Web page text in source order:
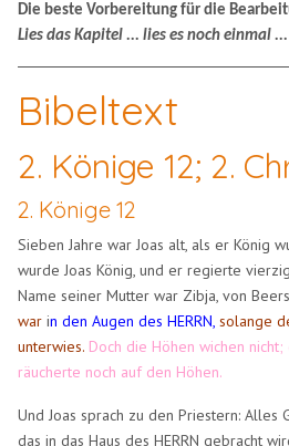
Die beste Vorbereitung für die
Lies das Kapitel ... lies es noch einmal
Bibeltext
2. Könige 12; 2.
2. Könige 12
Sieben Jahre war Joas alt, als er König
wurde Joas König, und er regierte
Name seiner Mutter war Zibja, von
war in den Augen des HERRN, solange
unterwies. Doch die Höhen wichen
räucherte noch auf den Höhen.
Und Joas sprach zu den Priestern: Alles
das in das Haus des HERRN gebracht